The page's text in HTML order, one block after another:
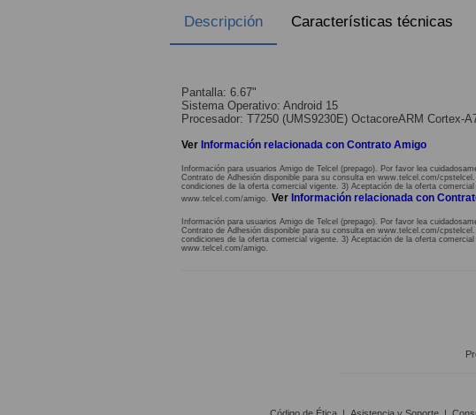
Descripción Características técnicas
Pantalla: 6.67"
Sistema Operativo: Android 15
Procesador: T7250 (UMS9230E) OctacoreARM Cortex-
Ver Información relacionada con Contrato Amigo
Información para usuarios Amigo de Telcel (prepago). Por favor lea
Contrato de Adhesión disponible para su consulta en www.telcel.com/
condiciones de la oferta comercial vigente. 3) Aceptación de la oferta
www.telcel.com/amigo. Ver Información relacionada con
Información para usuarios Amigo de Telcel (prepago). Por favor lea
Contrato de Adhesión disponible para su consulta en www.telcel.com/
condiciones de la oferta comercial vigente. 3) Aceptación de la oferta
www.telcel.com/amigo.